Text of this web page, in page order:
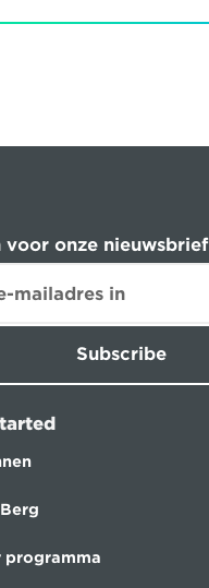
voor onze nieuwsbrief
Subscribe
programma